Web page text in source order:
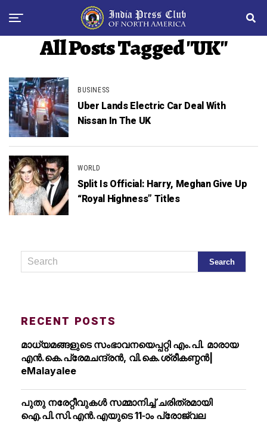
All Posts Tagged "UK"
BUSINESS
Uber Lands Electric Car Deal With
Nissan In The UK
WORLD
Split Is Official: Harry, Meghan Give Up
“Royal Highness” Titles
RECENT POSTS
മാധ്യമങ്ങളുടെ സംഭാവനയെപ്പറ്റി എം.പി. മാരായ
എന്‍.കെ.പ്രേമചന്ദ്രന്‍, വി.കെ.ശ്രീകണ്ഠന്‍|
eMalayalee
പുതു നരേറ്റീവുകള്‍ സമ്മാനിച്ച് ചരിത്രമായി
ഐ.പി.സി.എന്‍.എയുടെ 11-ാം പ്രോജ്വല